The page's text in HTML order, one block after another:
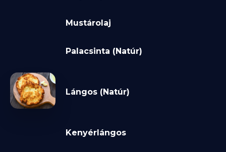
Mustárolaj
Palacsinta (Natúr)
Lángos (Natúr)
Kenyérlángos